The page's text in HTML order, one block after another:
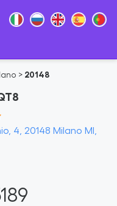
> 20148
4, 20148 Milano MI,